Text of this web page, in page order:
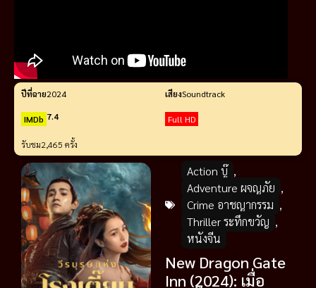
ปีที่ฉาย2024 เสียงSoundtrack
IMDb 7.4 Full HD
รับชม2,465 ครั้ง
Action บู๊ ,
Adventure ผจญภัย ,
Crime อาชญากรรม ,
Thriller ระทึกขวัญ ,
หนังจีน
New Dragon Gate
Inn (2024): เมื่อ